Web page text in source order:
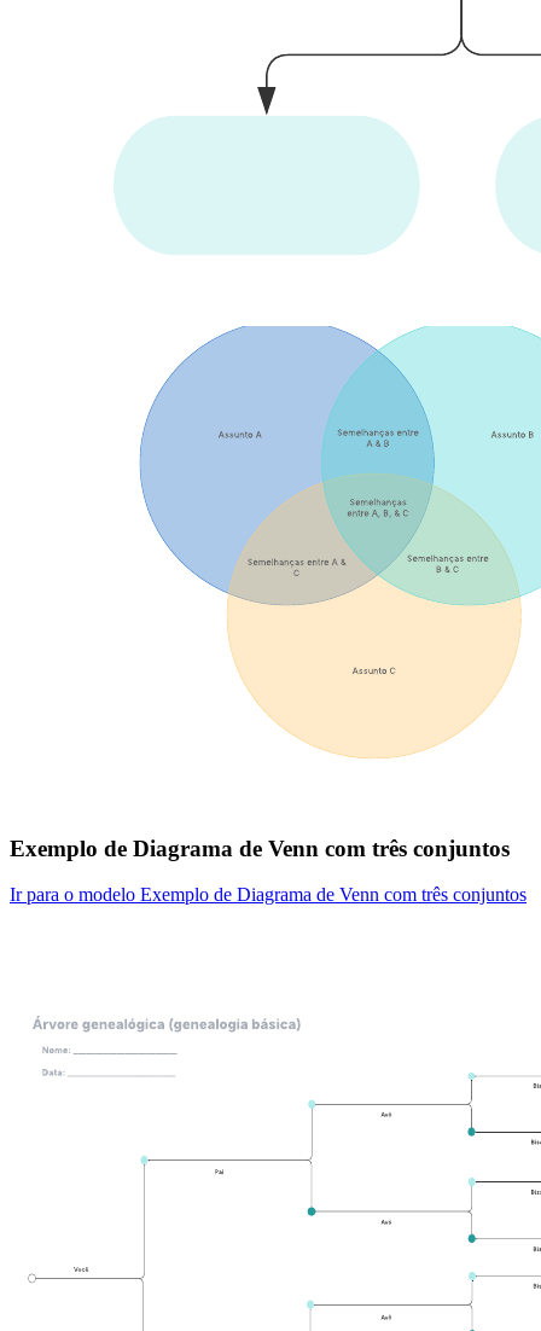
Abra este modelo e adicione conteúdo para personalizar a análise
visual de fonte primária de acordo com seu caso de uso.
Modelos relacionados
Exemplo de Diagrama de Venn com três conjuntos
Ir para o modelo Exemplo de Diagrama de Venn com três conjuntos